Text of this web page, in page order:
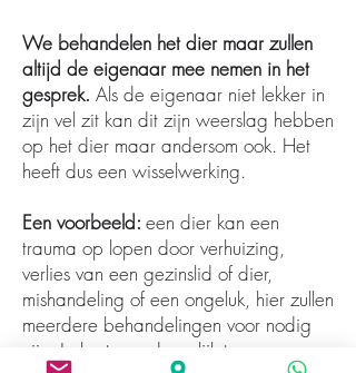
We behandelen het dier maar zullen
altijd de eigenaar mee nemen in het
gesprek. Als de eigenaar niet lekker in
zijn vel zit kan dit zijn weerslag hebben
op het dier maar andersom ook. Het
heeft dus een wisselwerking.
Een voorbeeld: een dier kan een
trauma op lopen door verhuizing,
verlies van een gezinslid of dier,
mishandeling of een ongeluk, hier zullen
meerdere behandelingen voor nodig
zijn. Je kunt een dergelijk trauma soms